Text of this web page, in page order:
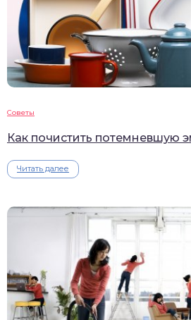
Советы
Как почистить потемневшую
Читать далее